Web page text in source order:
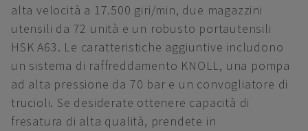
alta velocità a 17.500 giri/min, due magazzini
utensili da 72 unità e un robusto portautensili
HSK A63. Le caratteristiche aggiuntive includono
un sistema di raffreddamento KNOLL, una pompa
ad alta pressione da 70 bar e un convogliatore di
trucioli. Se desiderate ottenere capacità di
fresatura di alta qualità, prendete in